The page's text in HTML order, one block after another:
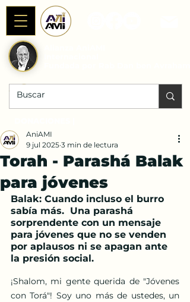
Torah - Parashá Balak
para jóvenes
AniAMI
9 jul 2025 3 min de lectura
Balak: Cuando incluso el burro
sabía más.  Una parashá
sorprendente con un mensaje
para jóvenes que no se venden
por aplausos ni se apagan ante
la presión social.
¡Shalom, mi gente querida de "Jóvenes
con Torá"! Soy uno más de ustedes, un